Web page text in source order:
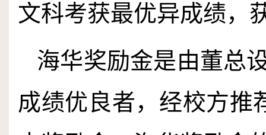
文科考获最优异成绩，
海华奖励金是由董总
成绩优良者，经校方推